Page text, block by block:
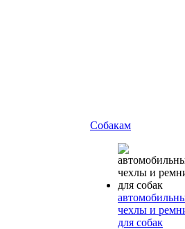
Собакам
чехлы и
для собак